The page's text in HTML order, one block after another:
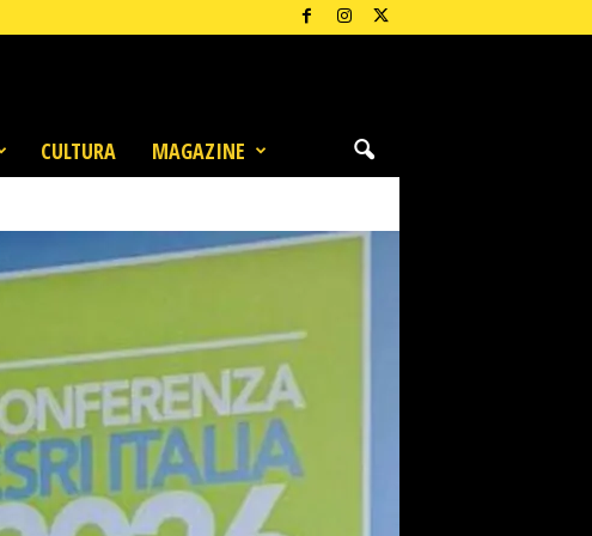
CULTURA MAGAZINE